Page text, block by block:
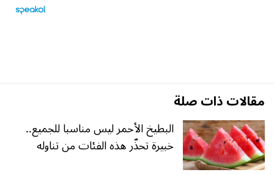
مقالات ذات صلة
البطيخ الأحمر ليس مناسبا للجميع..
خبيرة تحذّر هذه الفئات من تناوله